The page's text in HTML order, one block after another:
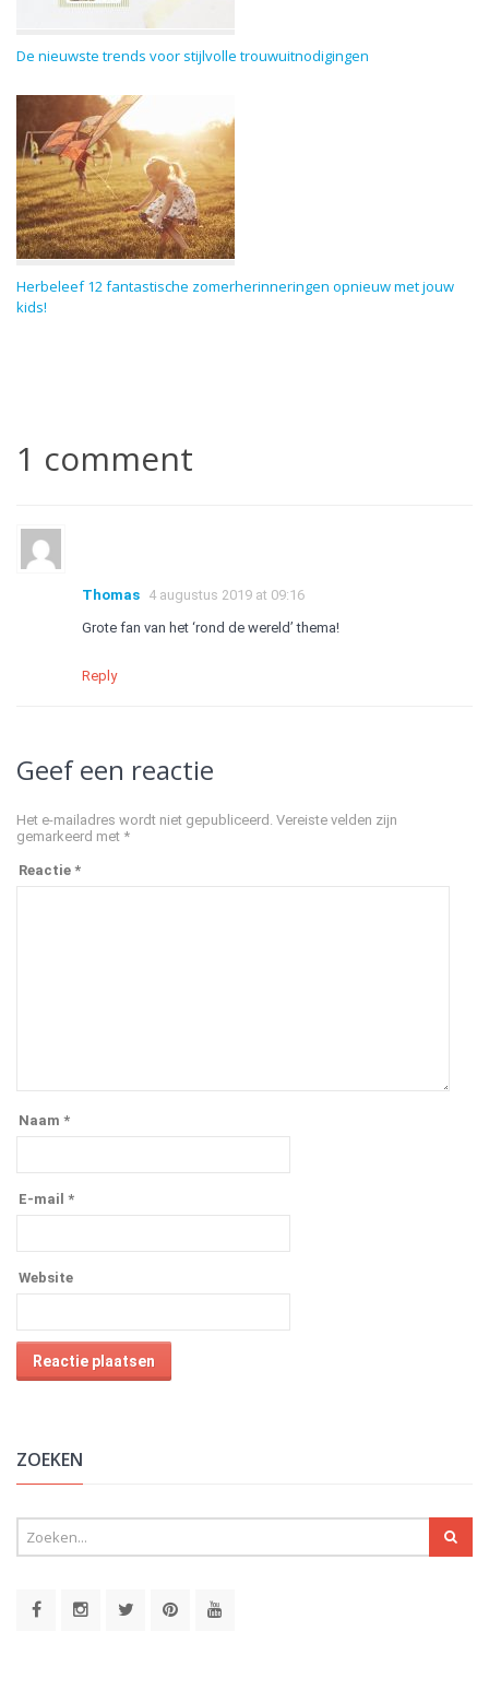
De nieuwste trends voor stijlvolle trouwuitnodigingen
Herbeleef 12 fantastische zomerherinneringen opnieuw met jouw
kids!
1 comment
Thomas 4 augustus 2019 at 09:16
Grote fan van het ‘rond de wereld’ thema!
Reply
Geef een reactie
Het e-mailadres wordt niet gepubliceerd. Vereiste velden zijn
gemarkeerd met *
Reactie *
Naam *
E-mail *
Website
ZOEKEN